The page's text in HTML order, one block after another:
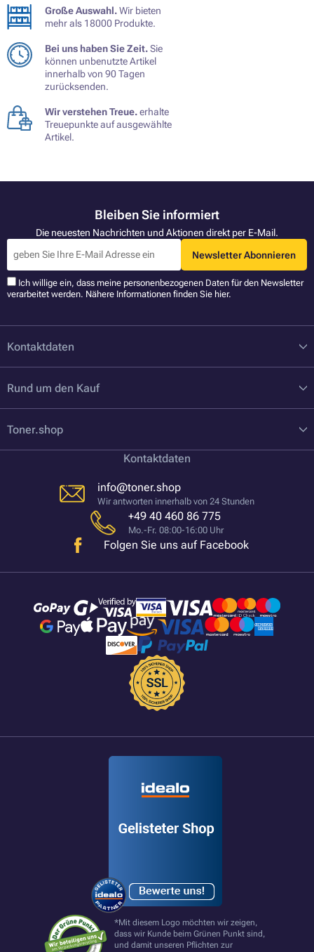
Große Auswahl.Wir bieten
mehr als 18000 Produkte.
Bei uns haben Sie Zeit.Sie
können unbenutzte Artikel
innerhalb von 90 Tagen
zurücksenden.
Wir verstehen Treue.erhalte
Treuepunkte auf ausgewählte
Artikel.
Bleiben Sie informiert
Die neuesten Nachrichten und Aktionen direkt per E-Mail.
Newsletter Abonnieren
Ich willige ein, dass meine personenbezogenen Daten für den Newsletter
verarbeitet werden. Nähere Informationen finden Sie hier.
Kontaktdaten
Rund um den Kauf
Toner.shop
Kontaktdaten
info@toner.shop
Wir antworten innerhalb von 24 Stunden
+49 40 460 86 775
Mo.-Fr. 08:00-16:00 Uhr
Folgen Sie uns auf Facebook
*Mit diesem Logo möchten wir zeigen,
dass wir Kunde beim Grünen Punkt sind,
und damit unseren Pflichten zur